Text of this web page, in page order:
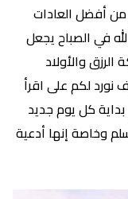
من أفضل العادات
في الصباح يجعل
والأولاد
نورد لكم على اقرأ
كل يوم جديد
وخاصة إنها أدعية